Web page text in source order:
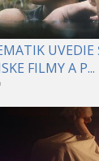
UVEDIE
FILMY A P...